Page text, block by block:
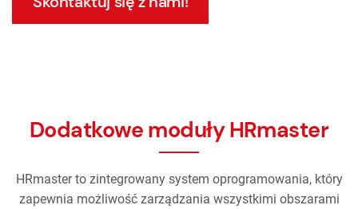
Dodatkowe moduły HRmaster
HRmaster to zintegrowany system oprogramowania, który
zapewnia możliwość zarządzania wszystkimi obszarami